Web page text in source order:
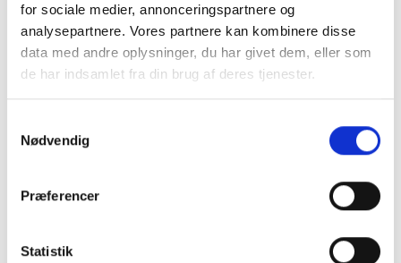
for sociale medier, annonceringspartnere og
analysepartnere. Vores partnere kan kombinere disse
data med andre oplysninger, du har givet dem, eller som
de har indsamlet fra din brug af deres tjenester.
Nødvendig
Præferencer
Statistik
Vi henviser til vores artikelher, der viser et eksempel på
beregning af ejendomsværdiskat og grundskyld med
skatterabat for en dansk ejendom.
Kontakt os
Vi kan hjælpe med at omstille jer til de nye regler for
kan have for din boligskat og hvordan du kan håndtere det
skattemæssigt. Vær mere end velkommen til at kontakte
spørgsmål.